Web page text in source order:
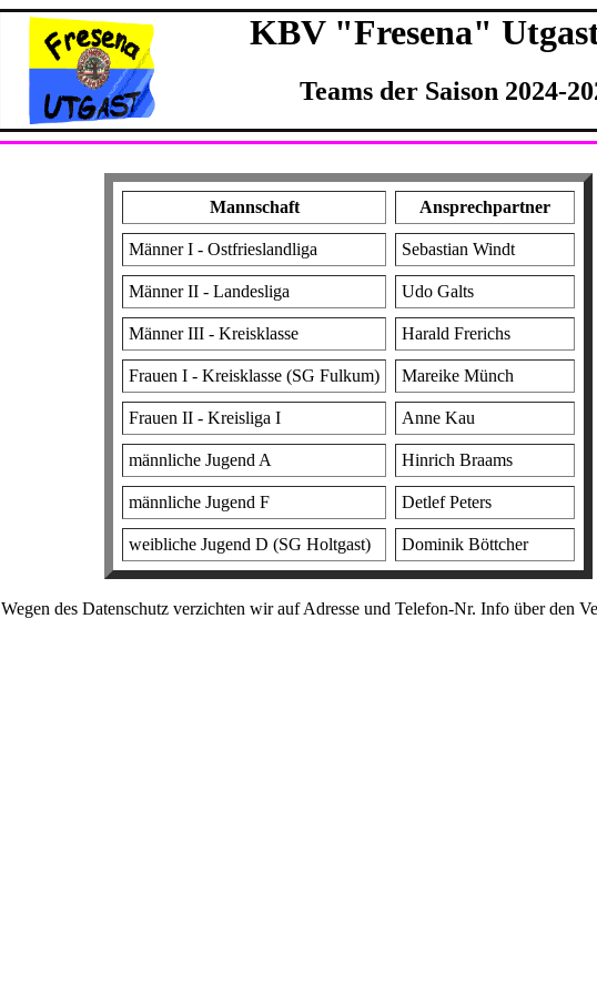
KBV "Fresena"
Teams der Saison 2024-
Mannschaft Ansprechpartner
Männer I - Ostfrieslandliga Sebastian Windt
Männer II - Landesliga Udo Galts
Männer III - Kreisklasse Harald Frerichs
Frauen I - Kreisklasse (SG Fulkum) Mareike Münch
Frauen II - Kreisliga I Anne Kau
männliche Jugend A Hinrich Braams
männliche Jugend F Detlef Peters
weibliche Jugend D (SG Holtgast) Dominik Böttcher
Wegen des Datenschutz verzichten wir auf Adresse und Telefon-Nr. Info über den